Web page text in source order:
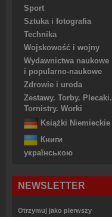
Sport
Sztuka i fotografia
Technika
Wojskowość i wojny
Wydawnictwa naukowe
i popularno-naukowe
Zdrowie i uroda
Zestawy. Torby. Plecaki.
Tornistry. Worki
Książki Niemieckie
Книги
українською
NEWSLETTER
Otrzymuj jako pierwszy